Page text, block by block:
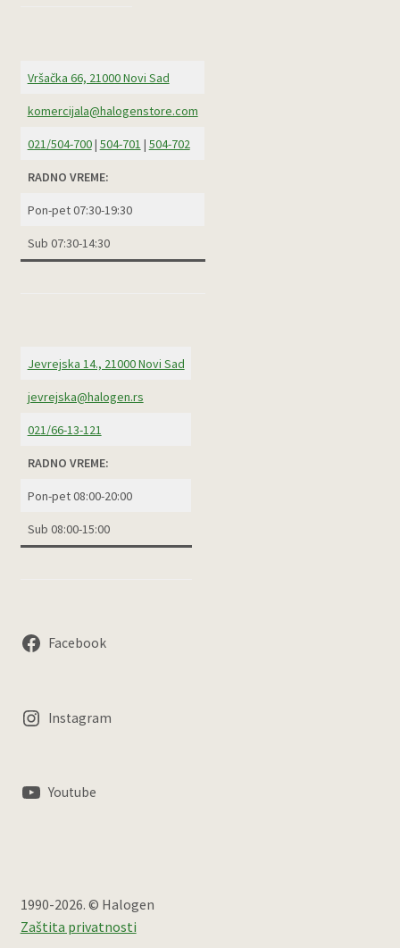
Vršačka 66, 21000 Novi Sad
komercijala@halogenstore.com
021/504-700| 504-701 | 504-702
RADNO VREME:
Pon-pet 07:30-19:30
Sub 07:30-14:30
Jevrejska 14., 21000 Novi Sad
jevrejska@halogen.rs
021/66-13-121
RADNO VREME:
Pon-pet 08:00-20:00
Sub 08:00-15:00
Facebook
Instagram
Youtube
1990-2026. © Halogen
Zaštita privatnosti